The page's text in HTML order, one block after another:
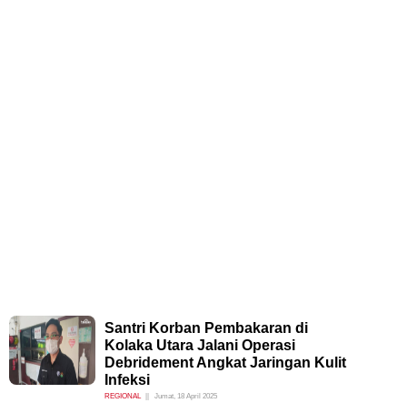
Santri Korban Pembakaran di
Kolaka Utara Jalani Operasi
Debridement Angkat Jaringan Kulit
Infeksi
REGIONAL Jumat, 18 April 2025